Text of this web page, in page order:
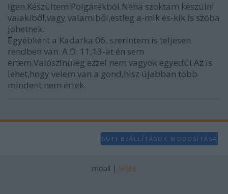
Igen.Készültem Polgárékból.Néha szoktam készülni
valakiből,vagy valamiből,estleg a-mik és-kik is szóba
jöhetnek.
Egyébként a Kadarka 06. szerintem is teljesen
rendben van. A D. 11,13-at én sem
értem.Valószínüleg ezzel nem vagyok egyedül.Az is
lehet,hogy velem van a gond,hisz újabban több
mindent nem értek.
SÜTI BEÁLLÍTÁSOK MÓDOSÍTÁSA
mobil | teljes